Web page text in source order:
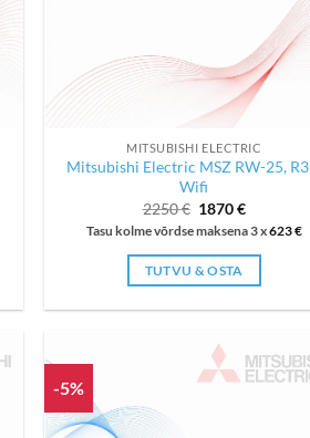
MITSUBISHI ELECTRIC
Mitsubishi Electric MSZ RW-25,
Wifi
2250€ Algne
hind
oli:
2250 €.
1870€Current
price
is:
1870 €.
Tasu kolme võrdse maksena 3 x623€
TUTVU & OSTA
-5%